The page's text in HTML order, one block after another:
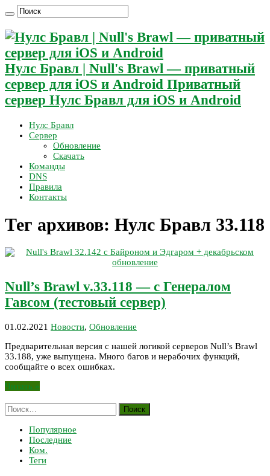
Нулс Бравл | Null's Brawl — приватный
сервер для iOS и Android Приватный
сервер Нулс Бравл для iOS и Android
Нулс Бравл
Сервер
Обновление
Скачать
Команды
DNS
Правила
Контакты
Тег архивов: Нулс Бравл 33.118
Null’s Brawl v.33.118 — с Генералом
Гавсом (тестовый сервер)
01.02.2021 Новости, Обновление
Предварительная версия с нашей логикой серверов Null’s Brawl
33.188, уже выпущена. Много багов и нерабочих функций,
сообщайте о всех ошибках.
Читать »
Найти:
Популярное
Последние
Ком.
Теги